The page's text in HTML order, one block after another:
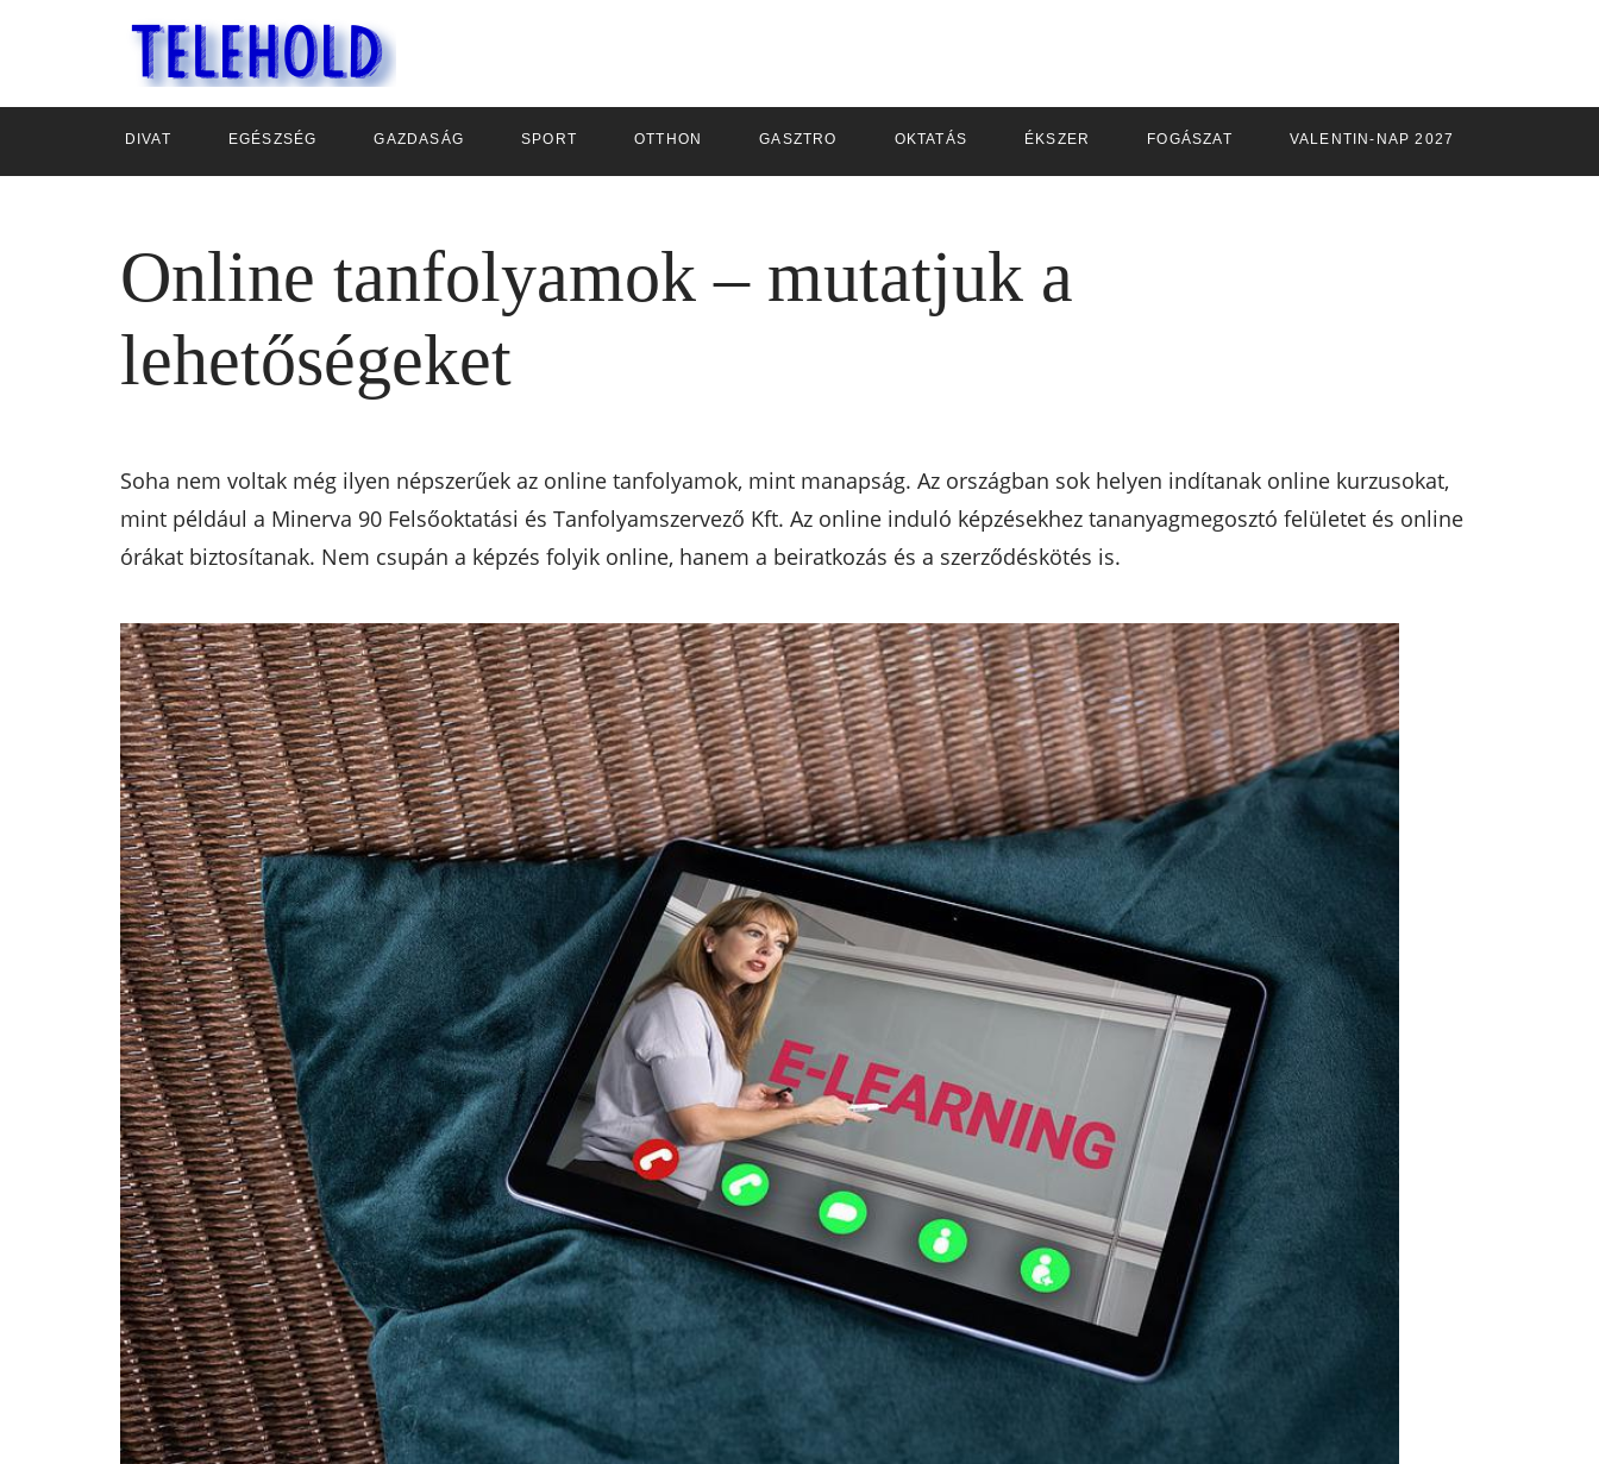
DIVAT EGÉSZSÉG GAZDASÁG SPORT OTTHON GASZTRO OKTATÁS ÉKSZER FOGÁSZAT VALENTIN-NAP 2027
Online tanfolyamok – mutatjuk a
lehetőségeket
Soha nem voltak még ilyen népszerűek az online tanfolyamok, mint manapság. Az országban sok helyen indítanak online kurzusokat,
mint például a Minerva 90 Felsőoktatási és Tanfolyamszervező Kft. Az online induló képzésekhez tananyagmegosztó felületet és online
órákat biztosítanak. Nem csupán a képzés folyik online, hanem a beiratkozás és a szerződéskötés is.